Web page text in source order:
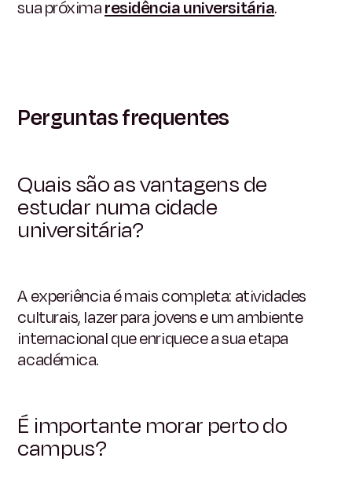
sua próximaresidência universitária.
Perguntas frequentes
Quais são as vantagens de
estudar numa cidade
universitária?
A experiência é mais completa: atividades
culturais, lazer para jovens e um ambiente
internacional que enriquece a sua etapa
académica.
É importante morar perto do
campus?